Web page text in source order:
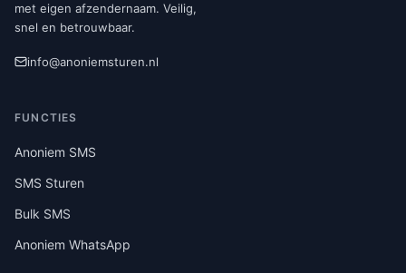
met eigen afzendernaam. Veilig,
snel en betrouwbaar.
info@anoniemsturen.nl
FUNCTIES
Anoniem SMS
SMS Sturen
Bulk SMS
Anoniem WhatsApp